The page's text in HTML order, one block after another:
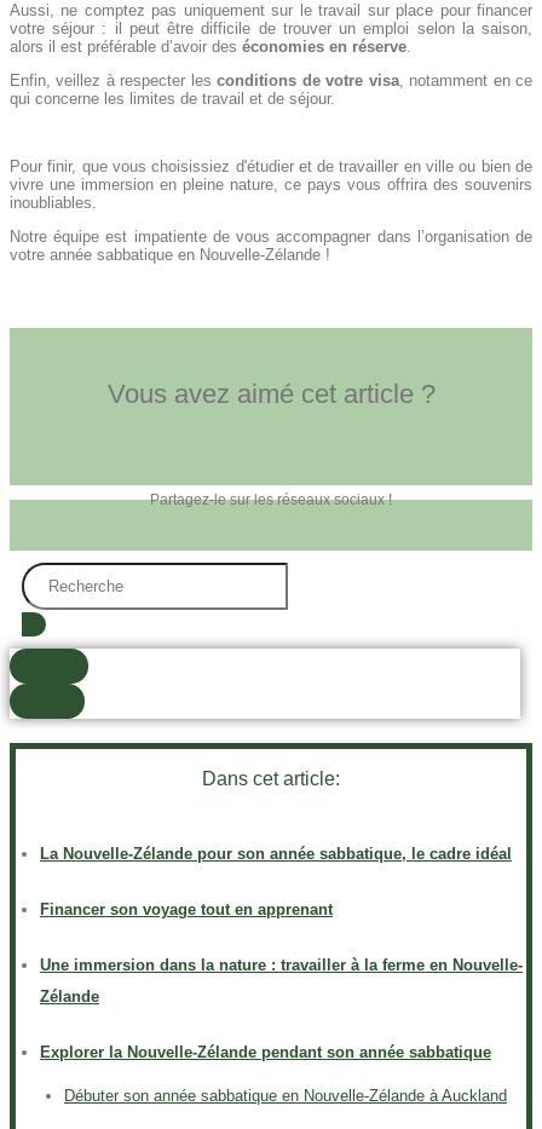
Aussi, ne comptez pas uniquement sur le travail sur place pour financer
votre séjour : il peut être difficile de trouver un emploi selon la saison,
alors il est préférable d’avoir des économies en réserve.
Enfin, veillez à respecter lesconditions de votre visa, notamment en ce
qui concerne les limites de travail et de séjour.
Pour finir, que vous choisissiez d'étudier et de travailler en ville ou bien de
vivre une immersion en pleine nature, ce pays vous offrira des souvenirs
inoubliables.
Notre équipe est impatiente de vous accompagner dans l’organisation de
votre année sabbatique en Nouvelle-Zélande !
Vous avez aimé cet article ?
Partagez-le sur les réseaux sociaux !
Search
...
Dans cet article:
La Nouvelle-Zélande pour son année sabbatique, le cadre idéal
Financer son voyage tout en apprenant
Une immersion dans la nature : travailler à la ferme en Nouvelle-
Zélande
Explorer la Nouvelle-Zélande pendant son année sabbatique
Débuter son année sabbatique en Nouvelle-Zélande à Auckland